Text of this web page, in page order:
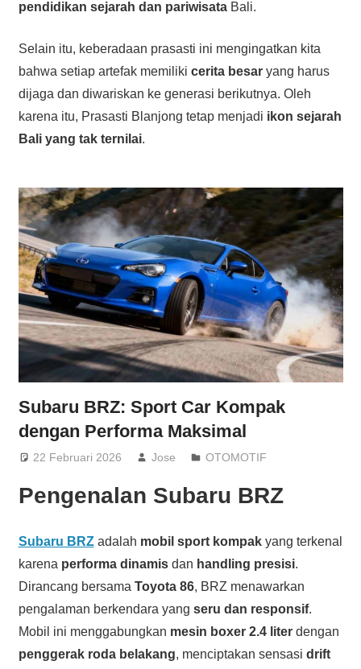
pendidikan sejarah dan pariwisataBali.
Selain itu, keberadaan prasasti ini mengingatkan kita
bahwa setiap artefak memiliki cerita besaryang harus
dijaga dan diwariskan ke generasi berikutnya. Oleh
karena itu, Prasasti Blanjong tetap menjadi ikon sejarah
Bali yang tak ternilai.
Subaru BRZ: Sport Car Kompak
dengan Performa Maksimal
22 Februari 2026 Jose OTOMOTIF
Pengenalan Subaru BRZ
Subaru BRZadalah mobil sport kompakyang terkenal
karena performa dinamisdan handling presisi.
Dirancang bersama Toyota 86, BRZ menawarkan
pengalaman berkendara yang seru dan responsif.
Mobil ini menggabungkan mesin boxer 2.4 literdengan
penggerak roda belakang, menciptakan sensasi drift